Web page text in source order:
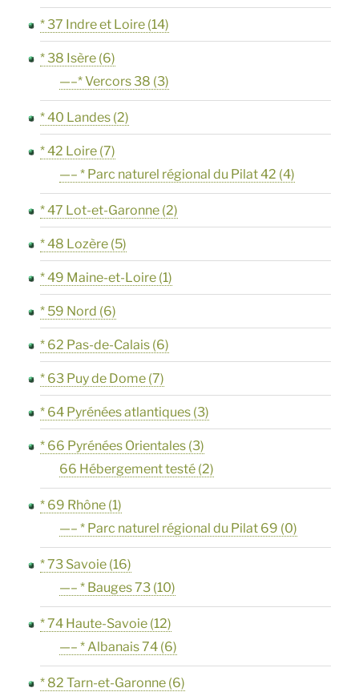
* 37 Indre et Loire (14)
* 38 Isère (6)
—–* Vercors 38 (3)
* 40 Landes (2)
* 42 Loire (7)
—– * Parc naturel régional du Pilat 42 (4)
* 47 Lot-et-Garonne (2)
* 48 Lozère (5)
* 49 Maine-et-Loire (1)
* 59 Nord (6)
* 62 Pas-de-Calais (6)
* 63 Puy de Dome (7)
* 64 Pyrénées atlantiques (3)
* 66 Pyrénées Orientales (3)
66 Hébergement testé (2)
* 69 Rhône (1)
—– * Parc naturel régional du Pilat 69 (0)
* 73 Savoie (16)
—– * Bauges 73 (10)
* 74 Haute-Savoie (12)
—– * Albanais 74 (6)
* 82 Tarn-et-Garonne (6)